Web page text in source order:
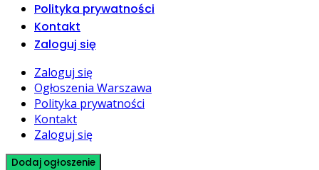
Polityka prywatności
Kontakt
Zaloguj się
Zaloguj się
Ogłoszenia Warszawa
Polityka prywatności
Kontakt
Zaloguj się
Dodaj ogłoszenie